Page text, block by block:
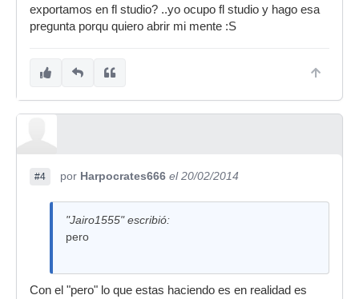
exportamos en fl studio? ..yo ocupo fl studio y hago esa
pregunta porqu quiero abrir mi mente :S
#4 por Harpocrates666 el 20/02/2014
"Jairo1555" escribió:
pero
Con el "pero" lo que estas haciendo es en realidad es